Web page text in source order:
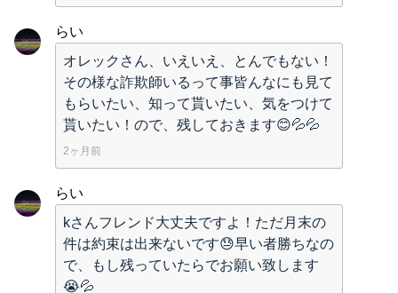
らい
オレックさん、いえいえ、とんでもない！
その様な詐欺師いるって事皆んなにも見て
もらいたい、知って貰いたい、気をつけて
貰いたい！ので、残しておきます😊💦💦
2ヶ月前
らい
kさんフレンド大丈夫ですよ！ただ月末の
件は約束は出来ないです😓早い者勝ちなの
で、もし残っていたらでお願い致します
😭💦